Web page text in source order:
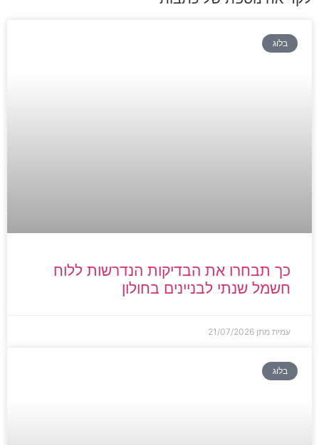
בלוג
כך תבחרו את הבדיקות הנדרשות ללוח
חשמל שנתי לבניינים בחולון
עמית מתן 21/07/2026
בלוג